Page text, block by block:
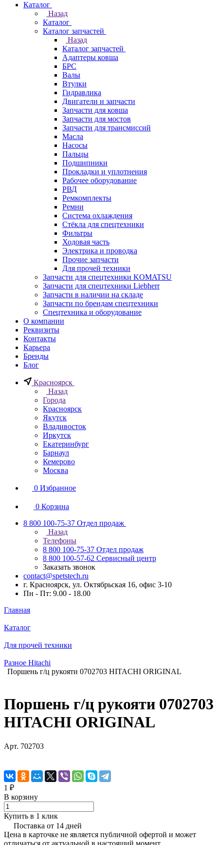
Каталог
Назад
Каталог
Каталог запчастей
Назад
Каталог запчастей
Адаптеры ковша
БРС
Валы
Втулки
Гидравлика
Двигатели и запчасти
Запчасти для ковша
Запчасти для мостов
Запчасти для трансмиссий
Масла
Насосы
Пальцы
Подшипники
Прокладки и уплотнения
Рабочее оборудование
РВД
Ремкомплекты
Ремни
Система охлаждения
Стёкла для спецтехники
Фильтры
Ходовая часть
Электрика и проводка
Прочие запчасти
Для прочей техники
Запчасти для спецтехники KOMATSU
Запчасти для спецтехники Liebherr
Запчасти в наличии на складе
Запчасти по брендам спецтехники
Спецтехника и оборудование
О компании
Реквизиты
Контакты
Карьера
Бренды
Блог
Красноярск
Назад
Города
Красноярск
Якутск
Владивосток
Иркутск
Екатеринбург
Барнаул
Кемерово
Москва
0 Избранное
0 Корзина
8 800 100-75-37 Отдел продаж
Назад
Телефоны
8 800 100-75-37 Отдел продаж
8 800 100-57-62 Сервисный центр
Заказать звонок
contact@spetstech.ru
г. Красноярск, ул. Октябрьская 16, офис 3-10
Пн - Пт: 9.00 - 18.00
Главная
Каталог
Для прочей техники
Разное Hitachi
Поршень г/ц рукояти 0702703 HITACHI ORIGINAL
Поршень г/ц рукояти 0702703
HITACHI ORIGINAL
Арт. 702703
1 ₽
В корзину
Купить в 1 клик
Поставка от 14 дней
Цена в карточке не является публичной офертой и может
отличаться от актуальной в настоящий момент